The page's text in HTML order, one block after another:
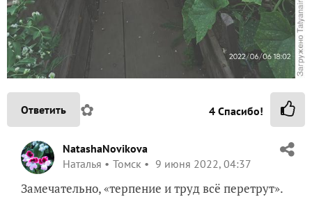
Ответить ✿ 4 Спасибо!
NatashaNovikova
Наталья
Томск 9 июня 2022, 04:37
Замечательно, «терпение и труд всё перетрут».